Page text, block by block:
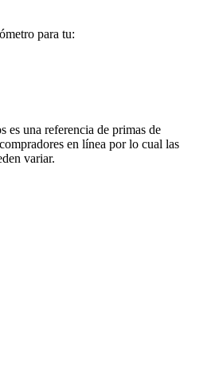
para tu:
es una referencia de primas de
en línea por lo cual las
variar.